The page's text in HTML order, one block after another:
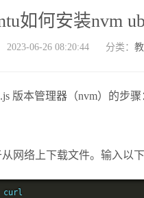
如何安装nvm
2023-06-26 08:20:44 分类：
版本管理器（nvm）的步骤
网络上下载文件。输入以